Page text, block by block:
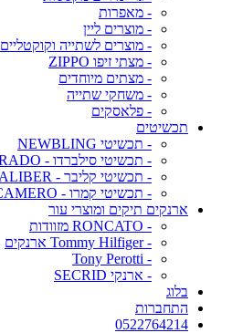
- מאפרות
- מוצרים ליין
- מוצרים לשתייה וקוקטליים
- מצתי זיפו ZIPPO
- מצתים מיוחדים
- משחקי שתייה
- פלאסקים
תכשיטים
- תכשיטי NEWBLING
- תכשיטי סילברדו - SILVERADO
- תכשיטי קליבר - KALIBER
- תכשיטי קמרו - CAMERO
ארנקים תיקים ומוצרי עור
- RONCATO מזוודות
- Tommy Hilfiger ארנקים
- Tony Perotti
- ארנקי SECRID
בלוג
התחברות
0522764214